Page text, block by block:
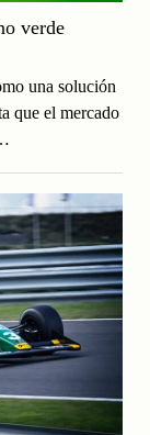
verde
una solución
que el mercado